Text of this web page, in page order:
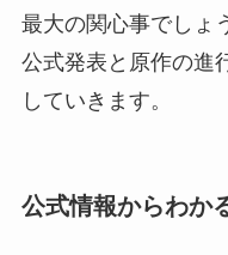
最大の関心事でしょ
公式発表と原作の進
していきます。
公式情報からわか